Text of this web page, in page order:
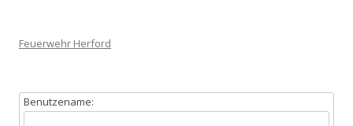
Feuerwehr Herford
Benutzename: